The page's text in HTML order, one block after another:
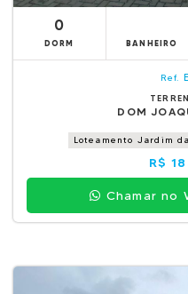
0
DORM BANHEIRO
Ref.
DOM
Loteamento Jardim
R$
Chamar no